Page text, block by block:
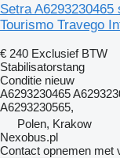
Setra
Tourismo Travego
€ 240 Exclusief BTW
Stabilisatorstang
Conditie nieuw
A6293230465
A6293230565,
Polen, Krakow
Nexobus.pl
Contact opnemen met